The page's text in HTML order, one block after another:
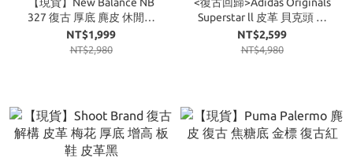
327 復古 厚底 麂皮 休閒鞋
慢跑鞋 復古酒紅 #女款
NT$1,999
NT$2,980
Superstar ll 皮革 貝克頭 摩
卡奶茶
NT$2,599
NT$4,980